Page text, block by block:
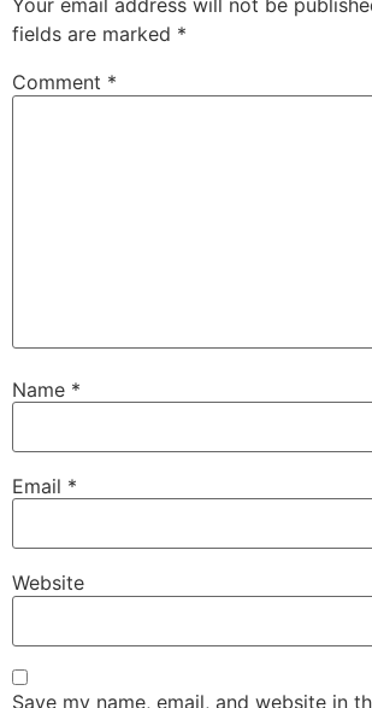
Your email address will not be
fields are marked *
Comment *
Name *
Email *
Website
Save my name, email, and website in